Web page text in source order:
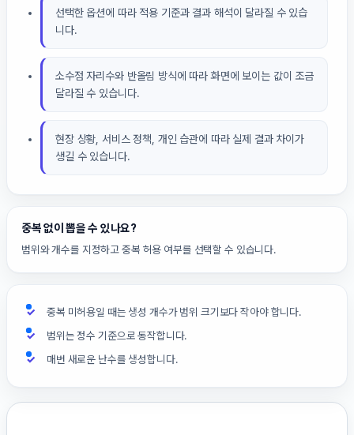
선택한 옵션에 따라 적용 기준과 결과 해석이 달라질 수 있습
니다.
소수점 자리수와 반올림 방식에 따라 화면에 보이는 값이 조금
달라질 수 있습니다.
현장 상황, 서비스 정책, 개인 습관에 따라 실제 결과 차이가
생길 수 있습니다.
중복 없이 뽑을 수 있나요?
범위와 개수를 지정하고 중복 허용 여부를 선택할 수 있습니다.
중복 미허용일 때는 생성 개수가 범위 크기보다 작아야 합니다.
범위는 정수 기준으로 동작합니다.
매번 새로운 난수를 생성합니다.